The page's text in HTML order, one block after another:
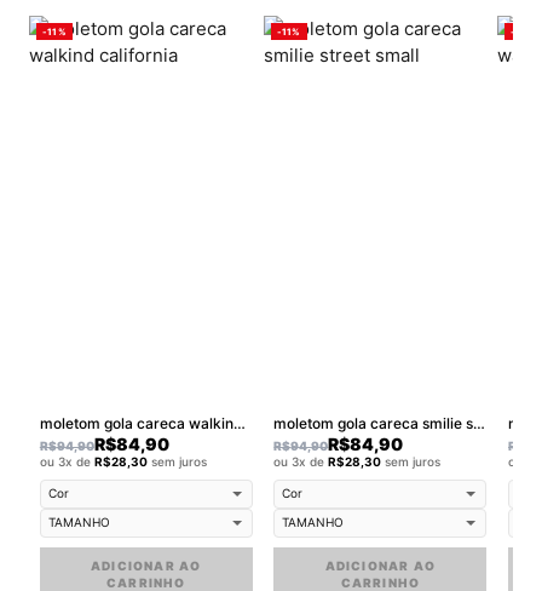
-11%
moletom gola careca walkind california
R$94,90R$84,90
ou 3x de R$28,30sem juros
ADICIONAR AO
CARRINHO
-11%
moletom gola careca smilie street small
R$94,90R$84,90
ou 3x deR$28,30 sem juros
ADICIONAR AO
CARRINHO
-11%
R$
ou